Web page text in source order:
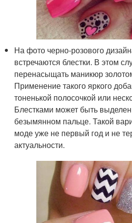
На фото черно-розового
встречаются блестки. В этом
перенасыщать маникюр
Применение такого яркого
тоненькой полосочкой или
Блестками может быть
безымянном пальце. Такой
моде уже не первый год и не
актуальности.